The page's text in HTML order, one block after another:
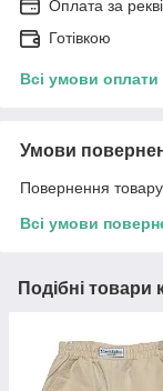
Оплата за
Готівкою
Всі умови оплати
Умови
Повернення
Всі умови
Подібні товари